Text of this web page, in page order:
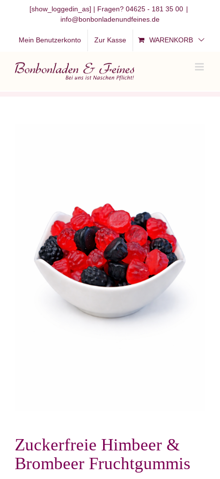
springen
[show_loggedin_as] | Fragen? 04625 - 181 35 00 |
info@bonbonladenundfeines.de
Mein Benutzerkonto Zur Kasse WARENKORB
Zuckerfreie Himbeer &
Brombeer Fruchtgummis